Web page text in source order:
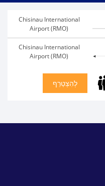
Chisinau International
Airport (RMO)
Chisinau International
Airport (RMO)
לְהִצְטַרֵף